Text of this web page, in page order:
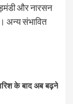
और नारसन
अन्य संभावित
के बाद अब बढ़ने